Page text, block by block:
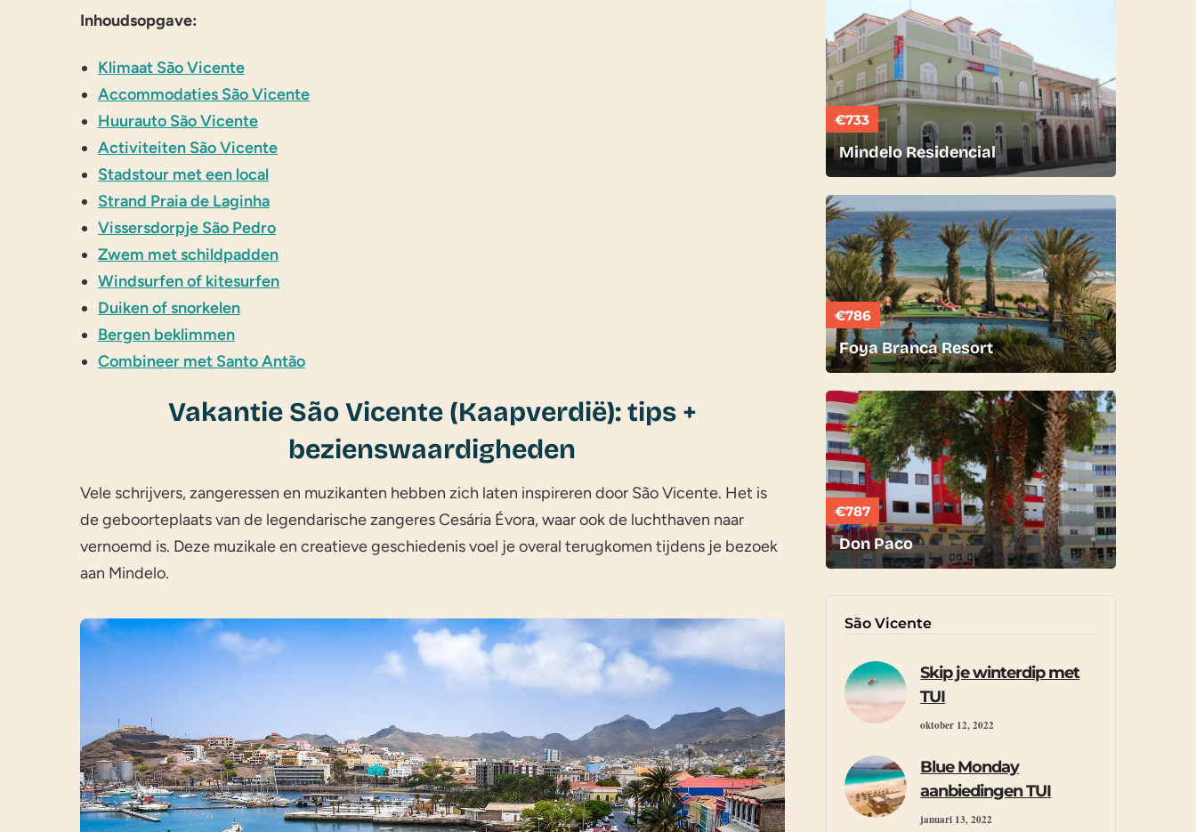
Inhoudsopgave:
Klimaat São Vicente
Accommodaties São Vicente
Huurauto São Vicente
Activiteiten São Vicente
Stadstour met een local
Strand Praia de Laginha
Vissersdorpje São Pedro
Zwem met schildpadden
Windsurfen of kitesurfen
Duiken of snorkelen
Bergen beklimmen
Combineer met Santo Antão
Vakantie São Vicente (Kaapverdië): tips +
bezienswaardigheden
Vele schrijvers, zangeressen en muzikanten hebben zich laten inspireren door São Vicente. Het is
de geboorteplaats van de legendarische zangeres Cesária Évora, waar ook de luchthaven naar
vernoemd is. Deze muzikale en creatieve geschiedenis voel je overal terugkomen tijdens je bezoek
aan Mindelo.
€733
Mindelo Residencial
€786
Foya Branca Resort
€787
Don Paco
São Vicente
Skip je winterdip met
TUI
oktober 12, 2022
Blue Monday
aanbiedingen TUI
januari 13, 2022